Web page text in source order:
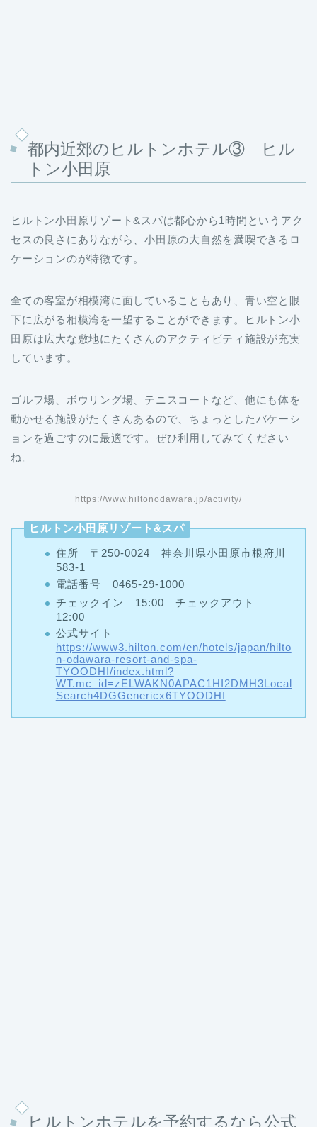
都内近郊のヒルトンホテル③ ヒル
トン小田原
ヒルトン小田原リゾート&スパは都心から1時間というアク
セスの良さにありながら、小田原の大自然を満喫できるロ
ケーションのが特徴です。
全ての客室が相模湾に面していることもあり、青い空と眼
下に広がる相模湾を一望することができます。ヒルトン小
田原は広大な敷地にたくさんのアクティビティ施設が充実
しています。
ゴルフ場、ボウリング場、テニスコートなど、他にも体を
動かせる施設がたくさんあるので、ちょっとしたバケーシ
ョンを過ごすのに最適です。ぜひ利用してみてください
ね。
https://www.hiltonodawara.jp/activity/
ヒルトン小田原リゾート&スパ
住所 〒250-0024 神奈川県小田原市根府川
583-1
電話番号 0465-29-1000
チェックイン 15:00 チェックアウト
12:00
公式サイト
https://www3.hilton.com/en/hotels/japan/hilto
n-odawara-resort-and-spa-
TYOODHI/index.html?
WT.mc_id=zELWAKN0APAC1HI2DMH3Local
Search4DGGenericx6TYOODHI
ヒルトンホテルを予約するなら公式